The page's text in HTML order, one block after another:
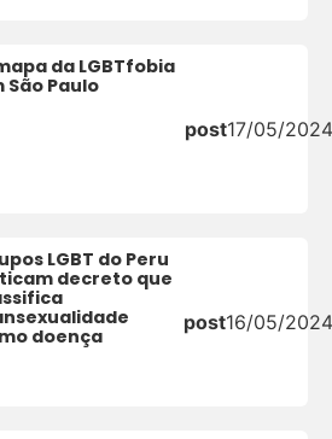
da LGBTfobia
São Paulo
post17/05/2024
LGBT do Peru
decreto que
doença
post16/05/